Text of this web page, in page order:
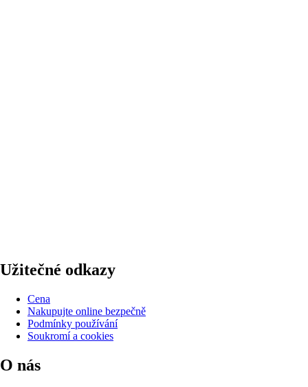
Užitečné odkazy
Cena
Nakupujte online bezpečně
Podmínky používání
Soukromí a cookies
O nás